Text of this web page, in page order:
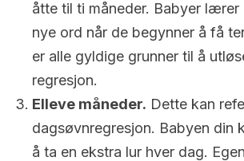
åtte til ti måneder. Babyer lærer
nye ord når de begynner å få
er alle gyldige grunner til å
regresjon.
Elleve måneder. Dette kan
dagsøvnregresjon. Babyen din
å ta en ekstra lur hver dag.